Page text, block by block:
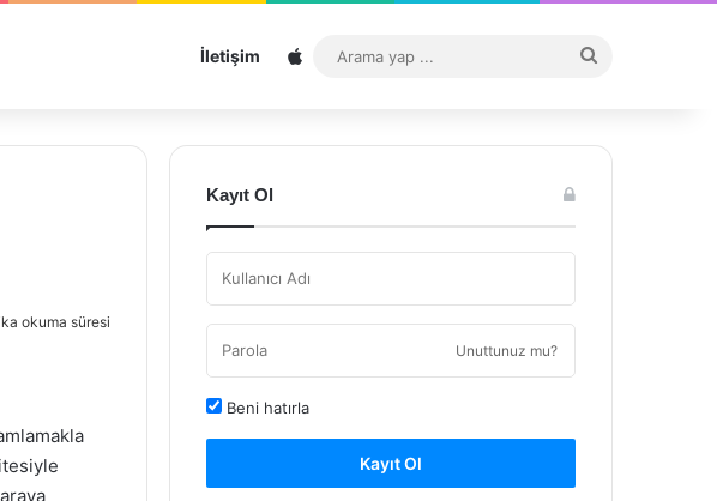
İletişim Sitemap
...
okuma süresi
Kayıt Ol
Unuttunuz mu?
Beni hatırla
Kayıt Ol